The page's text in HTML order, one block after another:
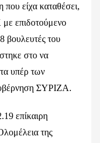
είχα καταθέσει,
επιδοτούμενο
βουλευτές του
στο να
υπέρ των
ΣΥΡΙΖΑ.
επίκαιρη
της